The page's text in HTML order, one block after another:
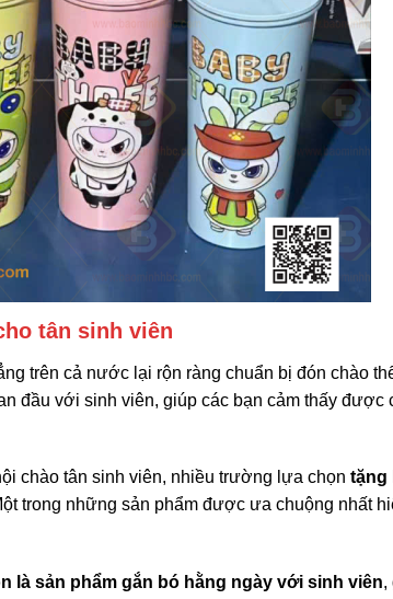
tân sinh viên
trên cả nước lại rộn ràng chuẩn bị đón chào
đầu với sinh viên, giúp các bạn cảm thấy được
chào tân sinh viên, nhiều trường lựa chọn tặng
trong những sản phẩm được ưa chuộng nhất
là sản phẩm gắn bó hằng ngày với sinh viên,